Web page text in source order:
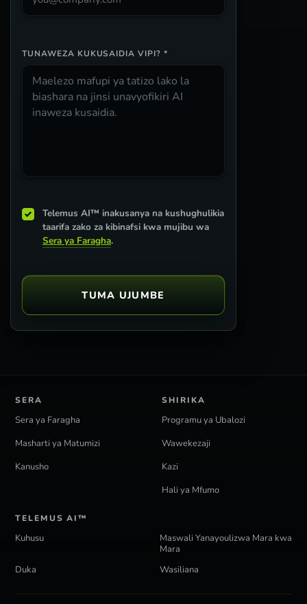
TUNAWEZA KUKUSAIDIA VIPI? *
Telemus AI™ inakusanya na kushughulikia
taarifa zako za kibinafsi kwa mujibu wa
Sera ya Faragha.
SERA
Sera ya Faragha
Masharti ya Matumizi
Kanusho
SHIRIKA
Programu ya Ubalozi
Wawekezaji
Kazi
Hali ya Mfumo
TELEMUS AI™
Kuhusu
Maswali Yanayoulizwa Mara kwa
Mara
Duka
Wasiliana